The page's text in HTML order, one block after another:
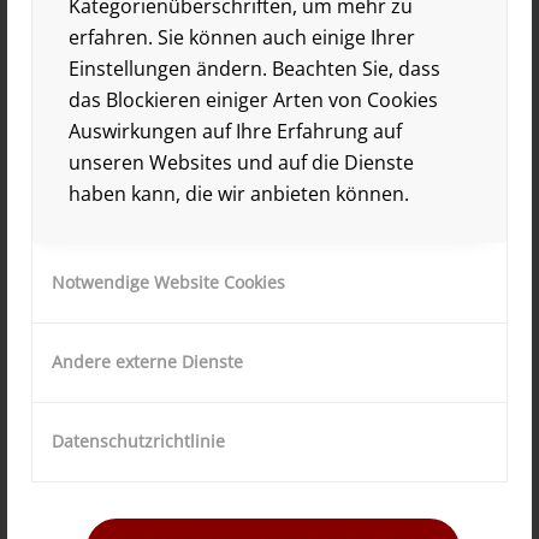
Kategorienüberschriften, um mehr zu
erfahren. Sie können auch einige Ihrer
Einstellungen ändern. Beachten Sie, dass
das Blockieren einiger Arten von Cookies
Auswirkungen auf Ihre Erfahrung auf
unseren Websites und auf die Dienste
haben kann, die wir anbieten können.
Notwendige Website Cookies
Andere externe Dienste
Datenschutzrichtlinie
interpretiert sie „Johnny, wenn du
Geburtstag hast“ oder räkelt sich lasziv zu
„Ich weiß nicht, zu wem ich gehöre“…
Frankfurter Allgemeine Zeitung
Maurenmädchen
„Canciones Españolas“ machen Spanisch-